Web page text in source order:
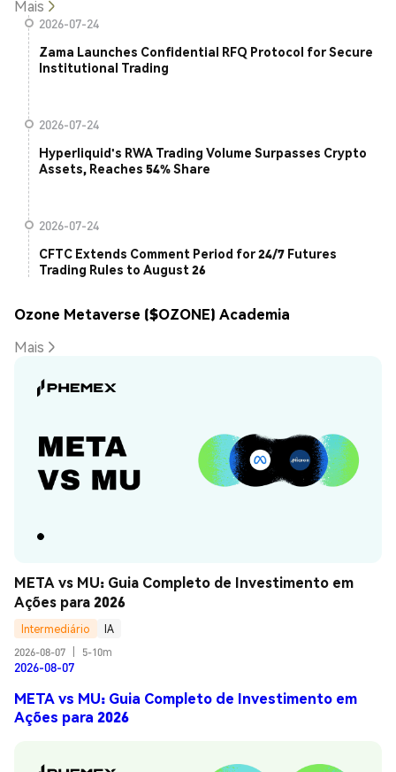
Mais
2026-07-24
Zama Launches Confidential RFQ Protocol for Secure
Institutional Trading
2026-07-24
Hyperliquid's RWA Trading Volume Surpasses Crypto
Assets, Reaches 54% Share
2026-07-24
CFTC Extends Comment Period for 24/7 Futures
Trading Rules to August 26
Ozone Metaverse ($OZONE) Academia
Mais
META vs MU: Guia Completo de Investimento em
Ações para 2026
Intermediário
IA
2026-08-07
5-10m
2026-08-07
META vs MU: Guia Completo de Investimento em
Ações para 2026